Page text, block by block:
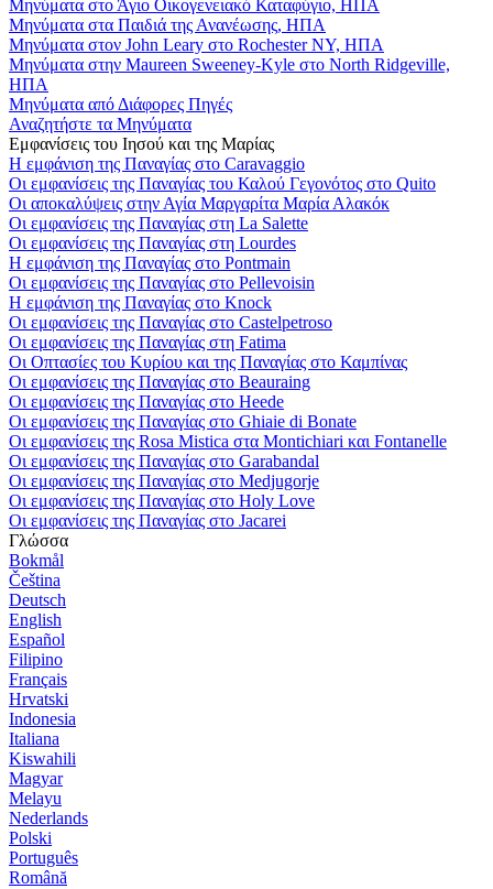
Μηνύματα στο Άγιο Οικογενειακό Καταφύγιο, ΗΠΑ
Μηνύματα στα Παιδιά της Ανανέωσης, ΗΠΑ
Μηνύματα στον John Leary στο Rochester NY, ΗΠΑ
Μηνύματα στην Maureen Sweeney-Kyle στο North Ridgeville,
ΗΠΑ
Μηνύματα από Διάφορες Πηγές
Αναζητήστε τα Μηνύματα
Εμφανίσεις του Ιησού και της Μαρίας
Η εμφάνιση της Παναγίας στο Caravaggio
Οι εμφανίσεις της Παναγίας του Καλού Γεγονότος στο Quito
Οι αποκαλύψεις στην Αγία Μαργαρίτα Μαρία Αλακόκ
Οι εμφανίσεις της Παναγίας στη La Salette
Οι εμφανίσεις της Παναγίας στη Lourdes
Η εμφάνιση της Παναγίας στο Pontmain
Οι εμφανίσεις της Παναγίας στο Pellevoisin
Η εμφάνιση της Παναγίας στο Knock
Οι εμφανίσεις της Παναγίας στο Castelpetroso
Οι εμφανίσεις της Παναγίας στη Fatima
Οι Οπτασίες του Κυρίου και της Παναγίας στο Καμπίνας
Οι εμφανίσεις της Παναγίας στο Beauraing
Οι εμφανίσεις της Παναγίας στο Heede
Οι εμφανίσεις της Παναγίας στο Ghiaie di Bonate
Οι εμφανίσεις της Rosa Mistica στα Montichiari και Fontanelle
Οι εμφανίσεις της Παναγίας στο Garabandal
Οι εμφανίσεις της Παναγίας στο Medjugorje
Οι εμφανίσεις της Παναγίας στο Holy Love
Οι εμφανίσεις της Παναγίας στο Jacarei
Γλώσσα
Bokmål
Čeština
Deutsch
English
Español
Filipino
Français
Hrvatski
Indonesia
Italiana
Kiswahili
Magyar
Melayu
Nederlands
Polski
Português
Română